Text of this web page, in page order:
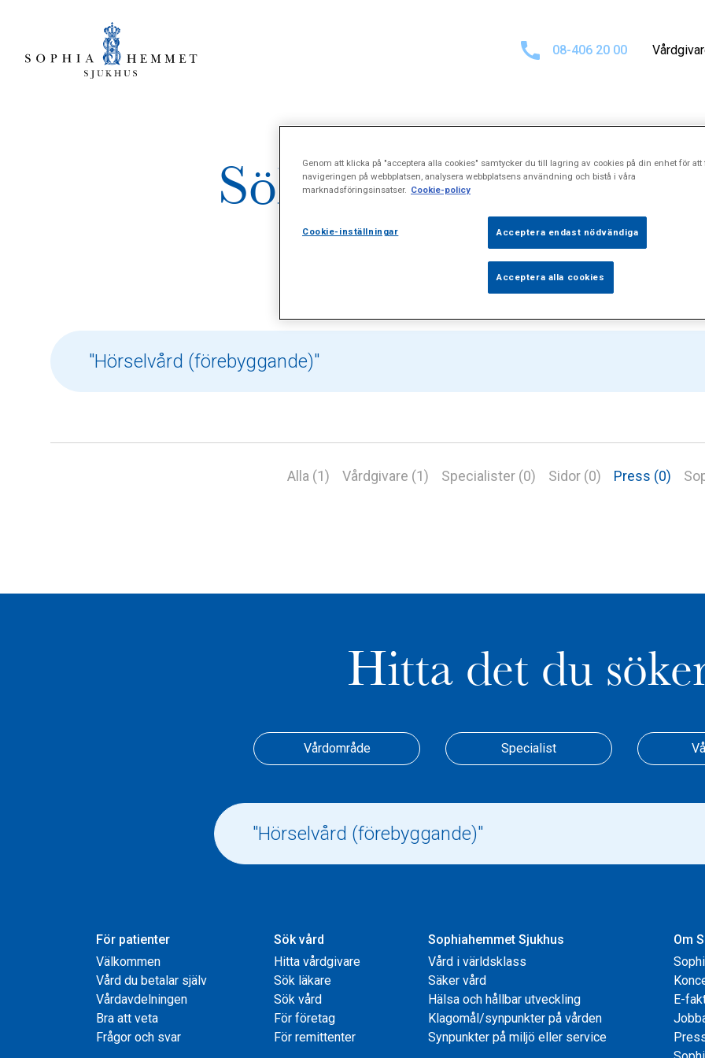
08-406 20 00
Sökresultat för
(förebyggande)"
Alla (1) Vårdgivare (1) Specialister (0) Sidor (0) Press (0)
Hitta det du
Vårdområde Specialist
För patienter
Välkommen
Vård du betalar själv
Vårdavdelningen
Bra att veta
Frågor och svar
Sök vård
Hitta vårdgivare
Sök läkare
Sök vård
För företag
För remittenter
Sophiahemmet Sjukhus
Vård i världsklass
Säker vård
Hälsa och hållbar utveckling
Klagomål/synpunkter på vården
Synpunkter på miljö eller service
Om
E-
Genom att klicka på "acceptera alla cookies" samtycker du till lagring av cookies på din enhet för att
navigeringen på webbplatsen, analysera webbplatsens användning och bistå i våra
marknadsföringsinsatser. Cookie-policy
Cookie-inställningar Acceptera endast nödvändiga
Acceptera alla cookies